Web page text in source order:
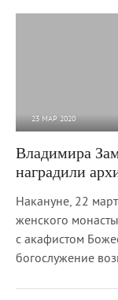
23 МАР 2020
Владимира
наградили
Накануне, 22
женского
с акафистом
богослужение